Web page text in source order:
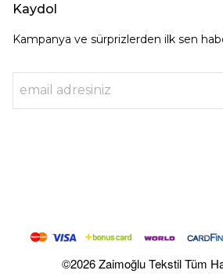
Kaydol
Kampanya ve sürprizlerden ilk sen
©2026 Zaimoğlu Tekstil Tüm